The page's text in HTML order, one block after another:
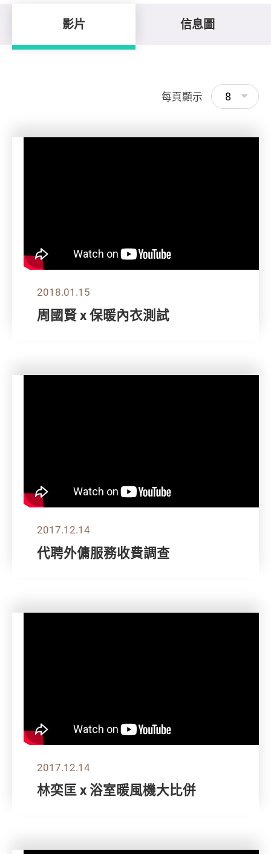
影片 信息圖
每頁顯示 8
2018.01.15
周國賢 x 保暖內衣測試
2017.12.14
代聘外傭服務收費調查
2017.12.14
林奕匡 x 浴室暖風機大比併